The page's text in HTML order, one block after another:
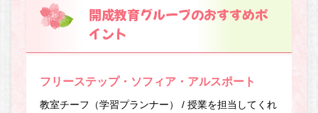
開成教育グループのおすすめポ
イント
フリーステップ・ソフィア・アルスポート
教室チーフ（学習プランナー） / 授業を担当してくれ